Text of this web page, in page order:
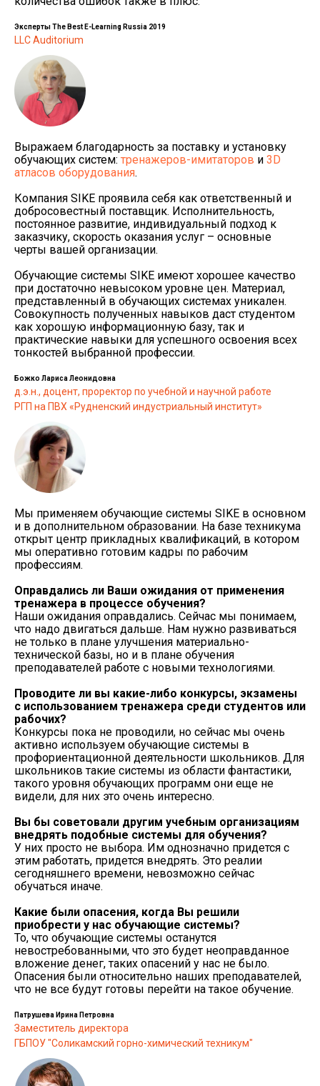
Эксперты The Best E-Learning Russia 2019
LLC Auditorium
Выражаем благодарность за поставку и установку
обучающих систем: тренажеров-имитаторов и 3D
атласов оборудования.
Компания SIKE проявила себя как ответственный и
добросовестный поставщик. Исполнительность,
постоянное развитие, индивидуальный подход к
заказчику, скорость оказания услуг – основные
черты вашей организации.
Обучающие системы SIKE имеют хорошее качество
при достаточно невысоком уровне цен. Материал,
представленный в обучающих системах уникален.
Совокупность полученных навыков даст студентом
как хорошую информационную базу, так и
практические навыки для успешного освоения всех
тонкостей выбранной профессии.
Божко Лариса Леонидовна
д.э.н., доцент, проректор по учебной и научной работе
РГП на ПВХ «Рудненский индустриальный институт»
Мы применяем обучающие системы SIKE в основном
и в дополнительном образовании. На базе техникума
открыт центр прикладных квалификаций, в котором
мы оперативно готовим кадры по рабочим
профессиям.
Оправдались ли Ваши ожидания от применения
тренажера в процессе обучения?
Наши ожидания оправдались. Сейчас мы понимаем,
что надо двигаться дальше. Нам нужно развиваться
не только в плане улучшения материально-
технической базы, но и в плане обучения
преподавателей работе с новыми технологиями.
Проводите ли вы какие-либо конкурсы, экзамены
с использованием тренажера среди студентов или
рабочих?
Конкурсы пока не проводили, но сейчас мы очень
активно используем обучающие системы в
профориентационной деятельности школьников. Для
школьников такие системы из области фантастики,
такого уровня обучающих программ они еще не
видели, для них это очень интересно.
Вы бы советовали другим учебным организациям
внедрять подобные системы для обучения?
У них просто не выбора. Им однозначно придется с
этим работать, придется внедрять. Это реалии
сегодняшнего времени, невозможно сейчас
обучаться иначе.
Какие были опасения, когда Вы решили
приобрести у нас обучающие системы?
То, что обучающие системы останутся
невостребованными, что это будет неоправданное
вложение денег, таких опасений у нас не было.
Опасения были относительно наших преподавателей,
что не все будут готовы перейти на такое обучение.
Патрушева Ирина Петровна
Заместитель директора
ГБПОУ "Соликамский горно-химический техникум"